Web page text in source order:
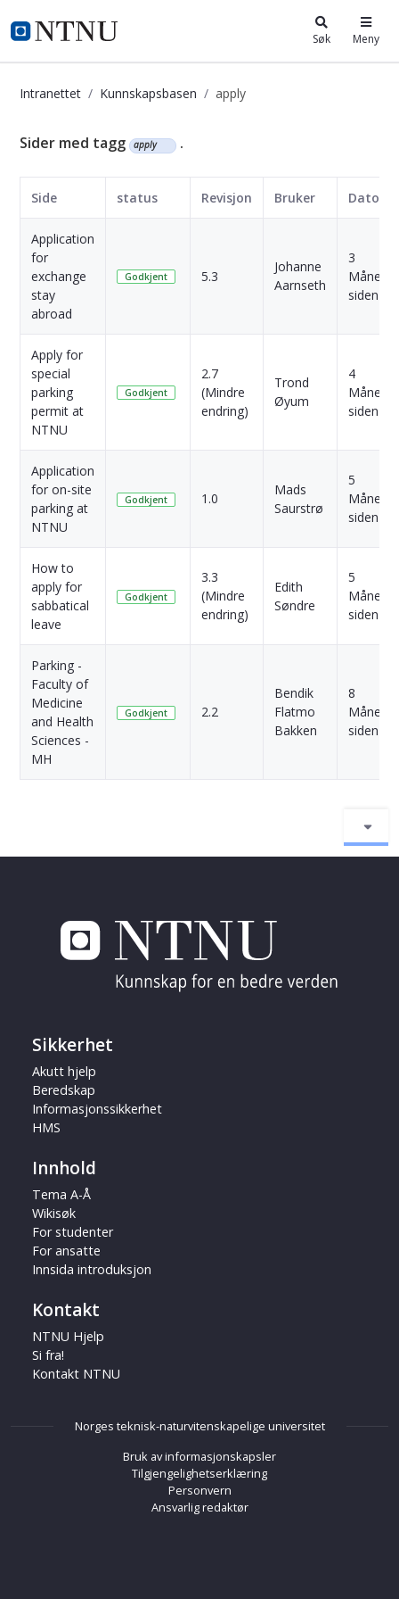
i.ntnu.no Søk Meny
Intranettet Kunnskapsbasen apply
Kunnskapsbasen
Sider med tagg apply .
Side status Revisjon Bruker Dato
Application
for
exchange
stay
abroad
Godkjent 5.3
Johanne
Aarnseth
3
Måneder
siden
Apply for
special
parking
permit at
NTNU
Godkjent
2.7
(Mindre
endring)
Trond
Øyum
4
Måneder
siden
Application
for on-site
parking at
NTNU
Godkjent 1.0
Mads
Saurstrø
5
Måneder
siden
How to
apply for
sabbatical
leave
Godkjent
3.3
(Mindre
endring)
Edith
Søndre
5
Måneder
siden
Parking -
Faculty of
Medicine
and Health
Sciences -
MH
Godkjent 2.2
Bendik
Flatmo
Bakken
8
Måneder
siden
Sikkerhet
Akutt hjelp
Beredskap
Informasjonssikkerhet
HMS
Innhold
Tema A-Å
Wikisøk
For studenter
For ansatte
Innsida introduksjon
Kontakt
NTNU Hjelp
Si fra!
Kontakt NTNU
Norges teknisk-naturvitenskapelige universitet
Bruk av informasjonskapsler
Tilgjengelighetserklæring
Personvern
Ansvarlig redaktør